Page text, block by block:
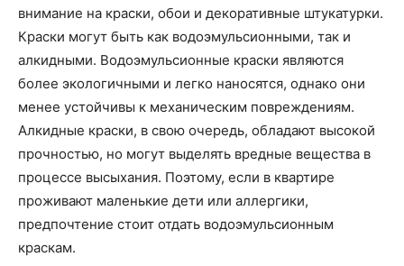
внимание на краски, обои и декоративные штукатурки.
Краски могут быть как водоэмульсионными, так и
алкидными. Водоэмульсионные краски являются
более экологичными и легко наносятся, однако они
менее устойчивы к механическим повреждениям.
Алкидные краски, в свою очередь, обладают высокой
прочностью, но могут выделять вредные вещества в
процессе высыхания. Поэтому, если в квартире
проживают маленькие дети или аллергики,
предпочтение стоит отдать водоэмульсионным
краскам.